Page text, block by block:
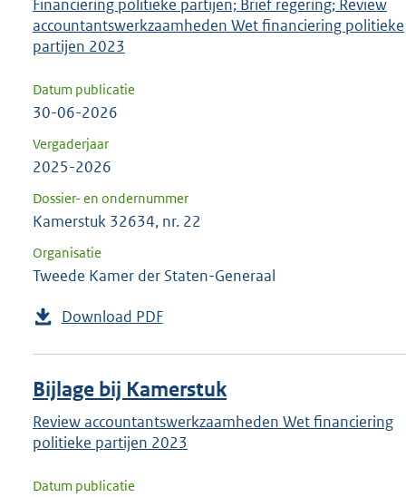
Financiering politieke partijen; Brief regering; Review
accountantswerkzaamheden Wet financiering politieke
partijen 2023
Datum publicatie
30-06-2026
Vergaderjaar
2025-2026
Dossier- en ondernummer
Kamerstuk 32634, nr. 22
Organisatie
Tweede Kamer der Staten-Generaal
Download PDF
Bijlage bij Kamerstuk
Review accountantswerkzaamheden Wet financiering
politieke partijen 2023
Datum publicatie